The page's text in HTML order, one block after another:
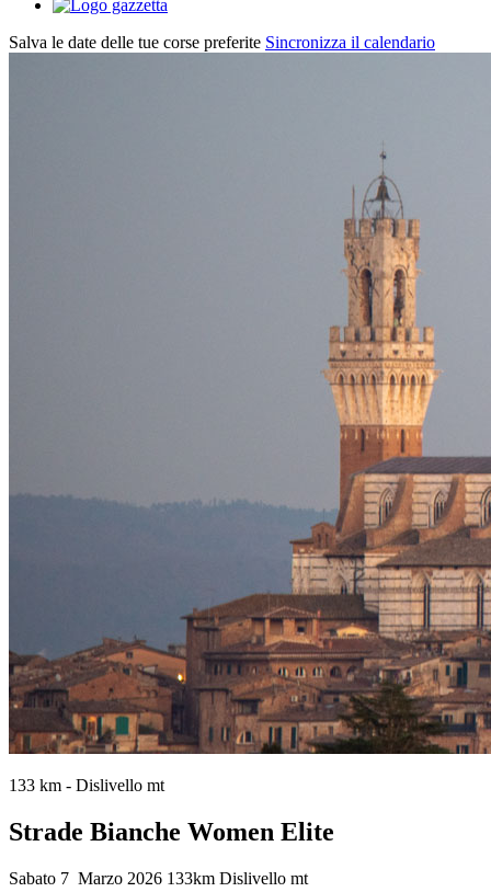
Salva le date delle tue corse preferite Sincronizza il calendario
133 km - Dislivello mt
Strade Bianche Women Elite
Sabato 7 Marzo 2026 133km Dislivello mt